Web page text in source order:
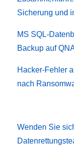
Sicherung und
MS SQL-
Backup auf
Hacker-Fehler
nach
Wenden Sie